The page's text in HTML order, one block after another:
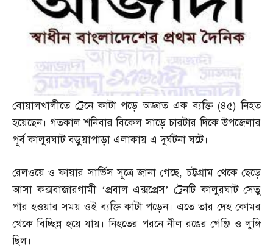
বোয়ালখালীতে ট্রেনে কাটা পড়ে অজ্ঞাত এক ব্যক্তি (৪৫)নিহত
হয়েছেন। গতকাল শনিবার বিকেল সাড়ে চারটার দিকে উপজেলার
পূর্ব কালুরঘাট বড়ুয়াপাড়া এলাকায় এ দুর্ঘটনা ঘটে।
রেলওয়ে ও ফায়ার সার্ভিস সূত্রে জানা গেছে,চট্টগ্রাম থেকে ছেড়ে
আসা কক্সবাজারগামী ‘প্রবাল এক্সপ্রেস’ ট্রেনটি কালুরঘাট সেতু
পার হওয়ার সময় ওই ব্যক্তি কাটা পড়েন। এতে তার দেহ কোমর
থেকে বিচ্ছিন্ন হয়ে যায়। নিহতের পরনে নীল রঙের গেঞ্জি ও লুঙ্গি
ছিল।